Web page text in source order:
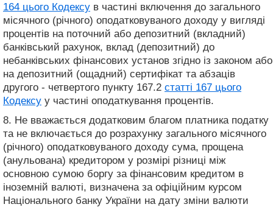
164 цього Кодексу в частині включення до загального
місячного (річного) оподатковуваного доходу у вигляді
процентів на поточний або депозитний (вкладний)
банківський рахунок, вклад (депозитний) до
небанківських фінансових установ згідно із законом або
на депозитний (ощадний) сертифікат та абзаців
другого - четвертого пункту 167.2 статті 167 цього
Кодексу у частині оподаткування процентів.
8. Не вважається додатковим благом платника податку
та не включається до розрахунку загального місячного
(річного) оподатковуваного доходу сума, прощена
(анульована) кредитором у розмірі різниці між
основною сумою боргу за фінансовим кредитом в
іноземній валюті, визначена за офіційним курсом
Національного банку України на дату зміни валюти